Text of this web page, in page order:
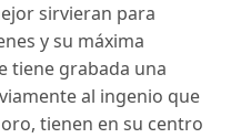
sirvieran para
y su máxima
tiene grabada una
al ingenio que
tienen en su centro